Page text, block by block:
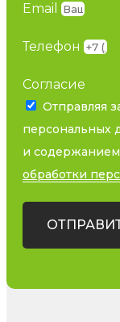
Email
Телефон
Согласие
Отправляя
персональных
и содержанием
обработки